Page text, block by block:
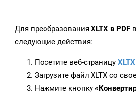
Для преобразования XLTX в PDF
следующие действия:
Посетите веб-страницу
Загрузите файл XLTX со
Нажмите кнопку